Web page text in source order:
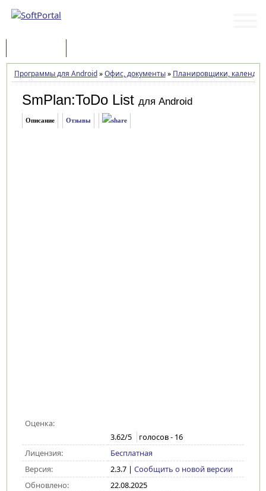
Программы для Android»Офис, документы» Планировщики,
SmPlan:ToDo List для Android
Описание Отзывы
Оценка:
3.62/5 голосов - 16
Лицензия:
Бесплатная
Версия:
2.3.7| Сообщить о новой версии
Обновлено:
22.08.2025